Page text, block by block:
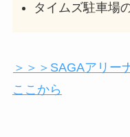
タイムズ駐車場
＞＞＞SAGAアリー
ここから